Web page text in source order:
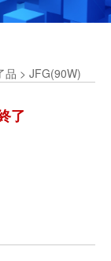
品 > JFG(90W)
了